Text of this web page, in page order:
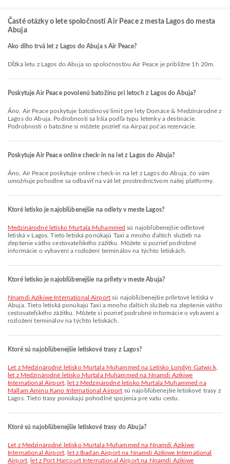
Časté otázky o lete spoločnosti Air Peace z mesta Lagos do mesta
Abuja
Ako dlho trvá let z Lagos do Abuja s Air Peace?
Dĺžka letu z Lagos do Abuja so spoločnosťou Air Peace je približne 1h 20m.
Poskytuje Air Peace povolenú batožinu pri letoch z Lagos do Abuja?
Áno, Air Peace poskytuje batožinový limit pre lety Domáce & Medzinárodné z
Lagos do Abuja. Podrobnosti sa líšia podľa typu letenky a destinácie.
Podrobnosti o batožine si môžete pozrieť na Airpaz počas rezervácie.
Poskytuje Air Peace online check-in na let z Lagos do Abuja?
Áno, Air Peace poskytuje online check-in na let z Lagos do Abuja, čo vám
umožňuje pohodlne sa odbaviť na váš let prostredníctvom našej platformy.
Ktoré letisko je najobľúbenejšie na odlety v meste Lagos?
Medzinárodné letisko Murtala Muhammed sú najobľúbenejšie odletové
letiská v Lagos. Tieto letiská ponúkajú Taxi a mnoho ďalších služieb na
zlepšenie vášho cestovateľského zážitku. Môžete si pozrieť podrobné
informácie o vybavení a rozložení terminálov na týchto letiskách.
Ktoré letisko je najobľúbenejšie na prílety v meste Abuja?
Nnamdi Azikiwe International Airport sú najobľúbenejšie príletové letiská v
Abuja. Tieto letiská ponúkajú Taxi a mnoho ďalších služieb na zlepšenie vášho
cestovateľského zážitku. Môžete si pozrieť podrobné informácie o vybavení a
rozložení terminálov na týchto letiskách.
Ktoré sú najobľúbenejšie letiskové trasy z Lagos?
let z Medzinárodné letisko Murtala Muhammed na Letisko Londýn Gatwick,
let z Medzinárodné letisko Murtala Muhammed na Nnamdi Azikiwe
International Airport,
let z Medzinárodné letisko Murtala Muhammed na
Mallam Aminu Kano International Airport sú najobľúbenejšie letiskové trasy z
Lagos. Tieto trasy ponúkajú pohodlné spojenia pre vašu cestu.
Ktoré sú najobľúbenejšie letiskové trasy do Abuja?
let z Medzinárodné letisko Murtala Muhammed na Nnamdi Azikiwe
International Airport,
let z Ibadan Airport na Nnamdi Azikiwe International
Airport,
let z Port Harcourt International Airport na Nnamdi Azikiwe